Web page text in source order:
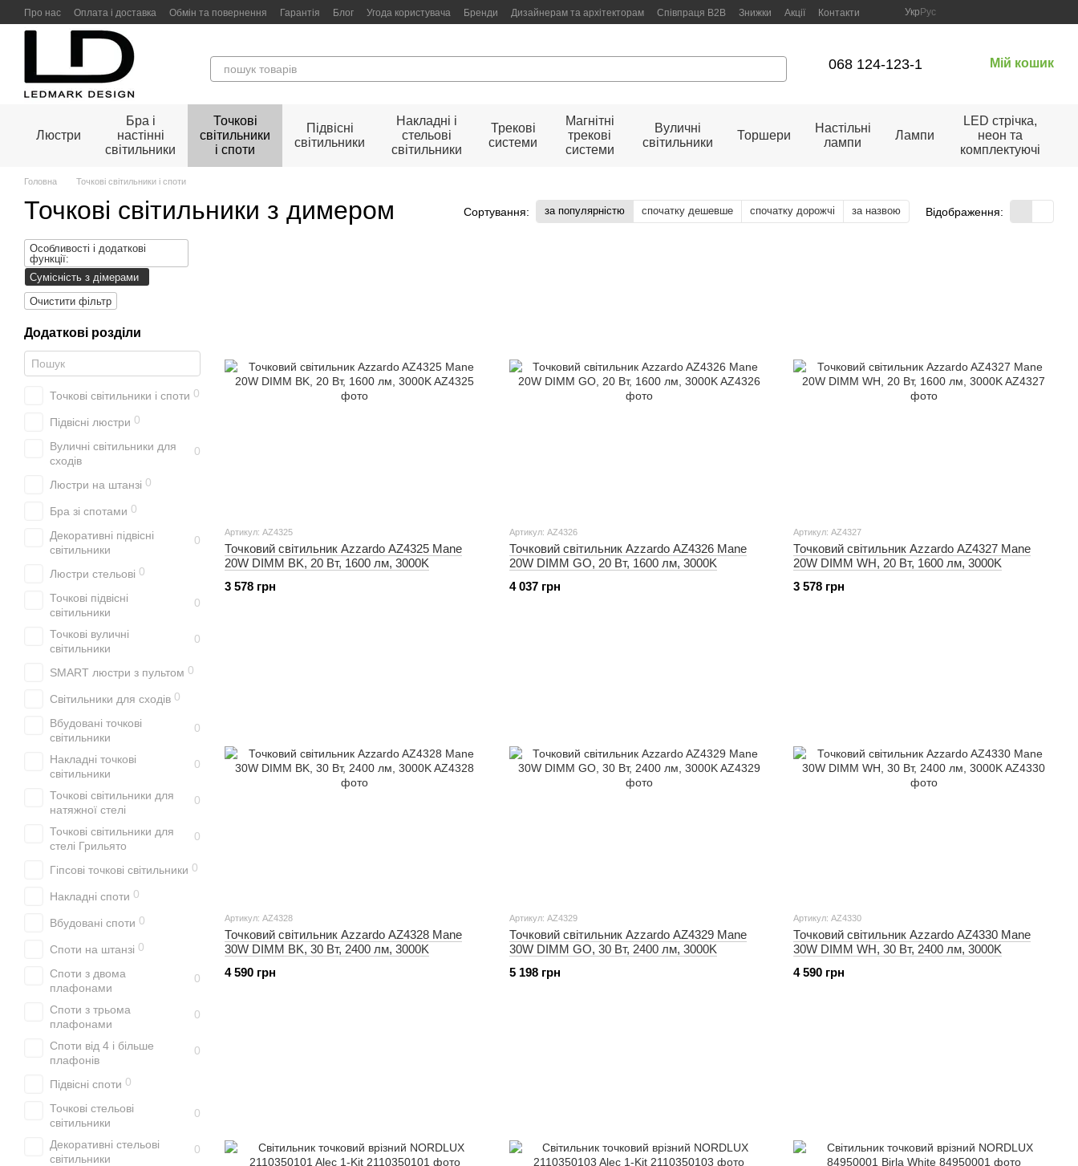
Перейти до основного контенту
Про нас Оплата і доставка Обмін та повернення Гарантія Блог Угода користувача Бренди Дизайнерам та архітекторам Співпраця B2B Знижки Акції Контакти Укр Рус
068 124-123-1 Мій кошик
Люстри
Бра і
настінні
світильники
Точкові
світильники
і споти
Підвісні
світильники
Накладні і
стельові
світильники
Трекові
системи
Магнітні
трекові
системи
Вуличні
світильники
Торшери
Настільні
лампи
Лампи
LED стрічка,
неон та
комплектуючі
Головна Точкові світильники і споти
Точкові світильники з димером Сортування: за популярністю спочатку дешевше спочатку дорожчі за назвою Відображення:
Артикул: AZ4325
Точковий світильник Azzardo AZ4325 Mane
20W DIMM BK, 20 Вт, 1600 лм, 3000K
3 578 грн
Артикул: AZ4326
Точковий світильник Azzardo AZ4326 Mane
20W DIMM GO, 20 Вт, 1600 лм, 3000K
4 037 грн
Артикул: AZ4327
Точковий світильник Azzardo AZ4327 Mane
20W DIMM WH, 20 Вт, 1600 лм, 3000K
3 578 грн
Артикул: AZ4328
Точковий світильник Azzardo AZ4328 Mane
30W DIMM BK, 30 Вт, 2400 лм, 3000K
4 590 грн
Артикул: AZ4329
Точковий світильник Azzardo AZ4329 Mane
30W DIMM GO, 30 Вт, 2400 лм, 3000K
5 198 грн
Артикул: AZ4330
Точковий світильник Azzardo AZ4330 Mane
30W DIMM WH, 30 Вт, 2400 лм, 3000K
4 590 грн
Особливості і додаткові
функції:
Сумiснiсть з дiмерами
Очистити фільтр
Додаткові розділи
Точкові світильники і споти 0
Підвісні люстри 0
Вуличні світильники для
сходів
0
Люстри на штанзі 0
Бра зі спотами 0
Декоративні підвісні
світильники
0
Люстри стельові 0
Точкові підвісні
світильники
0
Точкові вуличні
світильники
0
SMART люстри з пультом 0
Світильники для сходів 0
Вбудовані точкові
світильники
0
Накладні точкові
світильники
0
Точкові світильники для
натяжної стелі
0
Точкові світильники для
стелі Грильято
0
Гіпсові точкові світильники 0
Накладні споти 0
Вбудовані споти 0
Споти на штанзі 0
Споти з двома
плафонами
0
Споти з трьома
плафонами
0
Споти від 4 і більше
плафонів
0
Підвісні споти 0
Точкові стельові
світильники
0
Декоративні стельові
світильники
0